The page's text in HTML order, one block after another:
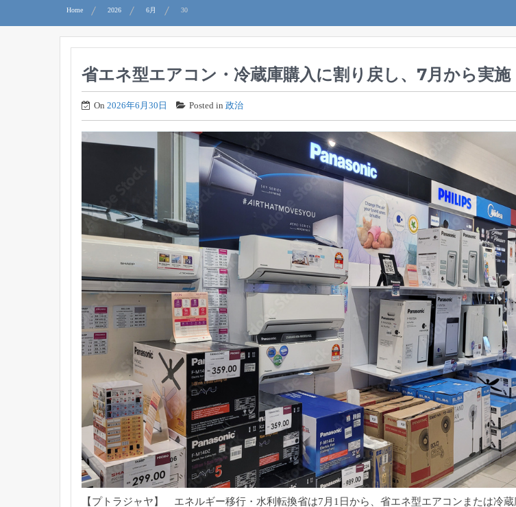
Home 2026 6月 30
省エネ型エアコン・冷蔵庫購入に割り戻し、7月から実施
On 2026年6月30日 Posted in 政治
【プトラジャヤ】 エネルギー移行・水利転換省は7月1日から、 省エネ型エアコンまたは冷